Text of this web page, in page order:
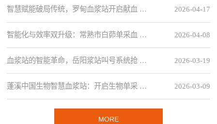
2026-04-17
智慧赋能破局传统，罗甸血浆站开启献血 …
2026-04-08
智能化与效率双升级：常熟市白茆单采血 …
2026-03-19
血浆站的智能革命，岳阳浆站叫号系统抢 …
2026-03-09
蓬溪中国生物智慧血浆站：开启生物单采 …
MORE